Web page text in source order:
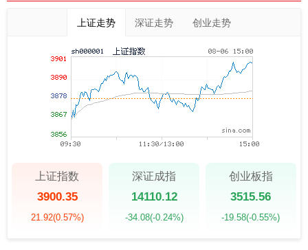
上证走势 深证走势 创业走势
上证指数
3900.35
21.92(0.57%)
深证成指
14110.12
-34.08(-0.24%)
创业板指
3515.56
-19.58(-0.55%)